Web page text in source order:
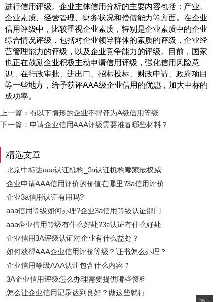
进行信用评级。企业主体信用分析的主要内容包括：产业、
企业素质、经营管理、财务状况和偿债能力等方面。在企业
信用评级中，比较重视企业素质，特别是企业素质中的企业
综合情况评级，包括对企业领导群体的素质的评级，企业经
营管理能力的评级，以及企业竞争能力的评级。目前，国家
也正在鼓励企业积极主动申请信用评级，强化信用风险意
识，在行政审批、进出口、招标投标、财政申请、政府项目
等一些地方，给予获评AAA级企业信用的优惠，加大中标的
成功率。
上一篇： 有以下情形的企业不得评为A级信用等级
下一篇： 申请企业信用AAA评级需要准备哪些材料？
精选文章
北京中标达aaa认证机构_3a认证机构哪家最权威
企业申请AAA信用评价的价值在哪里?3a信用评价
企业3a信用认证有用吗?
aaa信用等级如何办理?企业3a信用等级认证部门
aaa企业信用等级有什么好处?3a认证有什么好处
企业信用3A评级认证对企业有什么益处？
如何获得AAA企业信用评价等级？证书怎么办理？
企业信用等级AAA认证包含什么内容？
3A企业信用评级怎么办理需要提供哪些资料
怎么让企业信用记录达到良好？做这些就行